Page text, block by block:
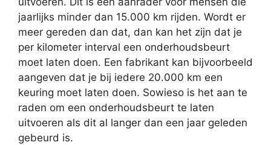
jaarlijks minder dan 15.000 km rijden. Wordt er
meer gereden dan dat, dan kan het zijn dat je
per kilometer interval een onderhoudsbeurt
moet laten doen. Een fabrikant kan bijvoorbeeld
aangeven dat je bij iedere 20.000 km een
keuring moet laten doen. Sowieso is het aan te
raden om een onderhoudsbeurt te laten
uitvoeren als dit al langer dan een jaar geleden
gebeurd is.